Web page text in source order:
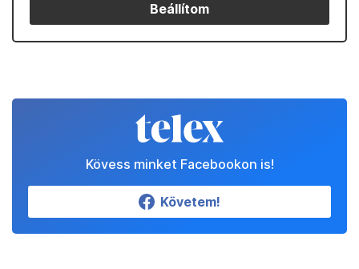
Beállítom
Kövess minket Facebookon is!
Követem!